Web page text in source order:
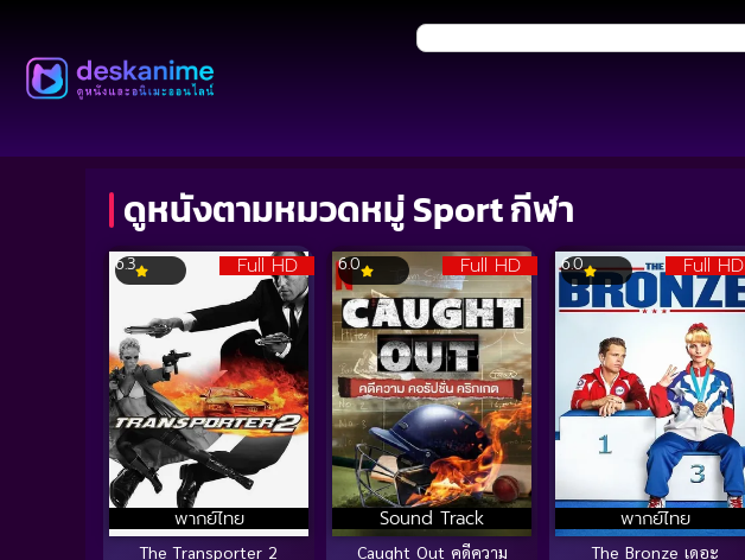
ดูหนังตามหมวดหมู่ Sport กีฬา
Full HD
พากย์ไทย
6.3
The Transporter 2
Full HD
Sound Track
6.0
Caught Out คดีความ
Full HD
พากย์ไทย
6.0
The Bronze เดอะ